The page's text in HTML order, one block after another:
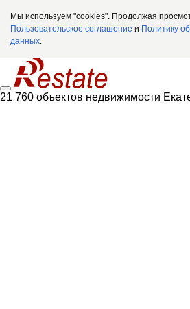
Мы используем "cookies". Продолжая
Пользовательское соглашение и Политику
данных.
21 760 объектов недвижимости